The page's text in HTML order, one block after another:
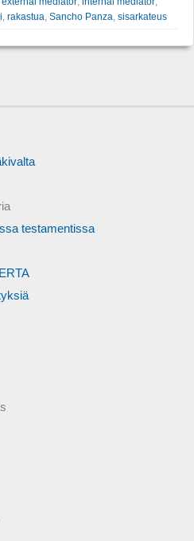
rakastua Sancho Panza sisarkateus
testamentissa